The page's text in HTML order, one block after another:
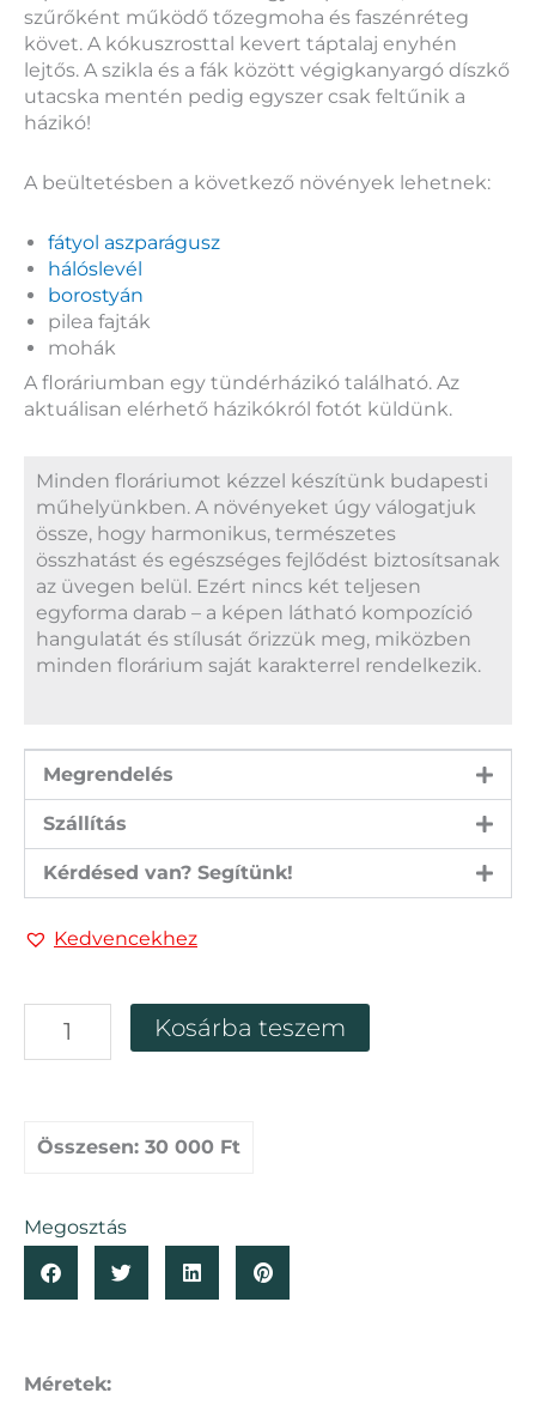
Méretek:
szűrőként működő tőzegmoha és faszénréteg
követ. A kókuszrosttal kevert táptalaj enyhén
lejtős. A szikla és a fák között végigkanyargó díszkő
utacska mentén pedig egyszer csak feltűnik a
házikó!
A beültetésben a következő növények lehetnek:
fátyol aszparágusz
hálóslevél
borostyán
pilea fajták
mohák
A floráriumban egy tündérházikó található. Az
aktuálisan elérhető házikókról fotót küldünk.
Minden floráriumot kézzel készítünk budapesti
műhelyünkben. A növényeket úgy válogatjuk
össze, hogy harmonikus, természetes
összhatást és egészséges fejlődést biztosítsanak
az üvegen belül. Ezért nincs két teljesen
egyforma darab – a képen látható kompozíció
hangulatát és stílusát őrizzük meg, miközben
minden florárium saját karakterrel rendelkezik.
Megrendelés
Szállítás
Kérdésed van? Segítünk!
Kedvencekhez
florárium
25
"Tündérházikó"
Kosárba teszem
Összesen: 30 000 Ft
Megosztás